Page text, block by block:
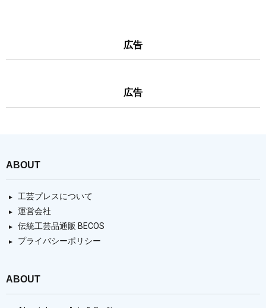
広告
広告
ABOUT
工芸プレスについて
運営会社
伝統工芸品通販 BECOS
プライバシーポリシー
ABOUT